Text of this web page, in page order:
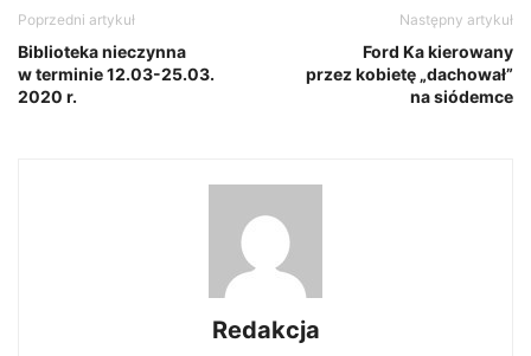
Poprzedni artykuł
Biblioteka nieczynna
w terminie 12.03-25.03.
2020 r.
Następny artykuł
Ford Ka kierowany
przez kobietę „dachował”
na siódemce
Redakcja